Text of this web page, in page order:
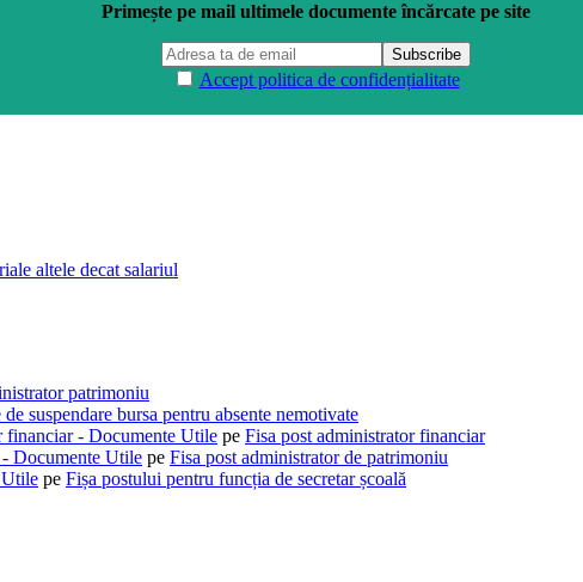
Primește pe mail ultimele documente încărcate pe site
Accept politica de confidențialitate
altele decat salariul
patrimoniu
suspendare bursa pentru absente nemotivate
financiar - Documente Utile pe Fisa post administrator financiar
Documente Utile pe Fisa post administrator de patrimoniu
Utile pe Fișa postului pentru funcția de secretar școală